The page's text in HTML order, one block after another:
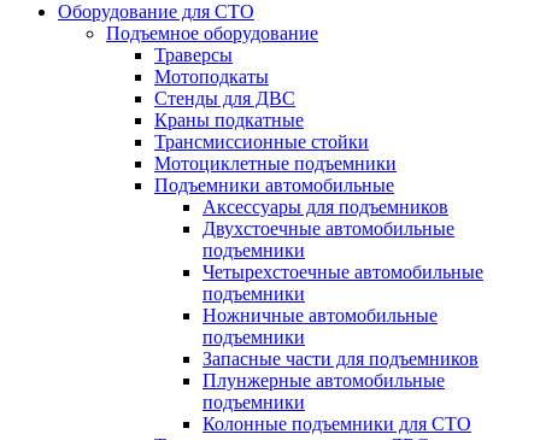
Оборудование для СТО
Подъемное оборудование
Траверсы
Мотоподкаты
Стенды для ДВС
Краны подкатные
Трансмиссионные стойки
Мотоциклетные подъемники
Подъемники автомобильные
Аксессуары для подъемников
Двухстоечные автомобильные
подъемники
Четырехстоечные автомобильные
подъемники
Ножничные автомобильные
подъемники
Запасные части для подъемников
Плунжерные автомобильные
подъемники
Колонные подъемники для СТО